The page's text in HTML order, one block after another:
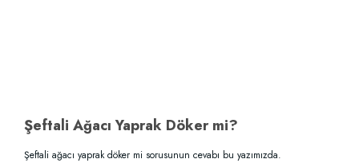
Şeftali Ağacı Yaprak Döker mi?
Şeftali ağacı yaprak döker mi sorusunun cevabı bu yazımızda.